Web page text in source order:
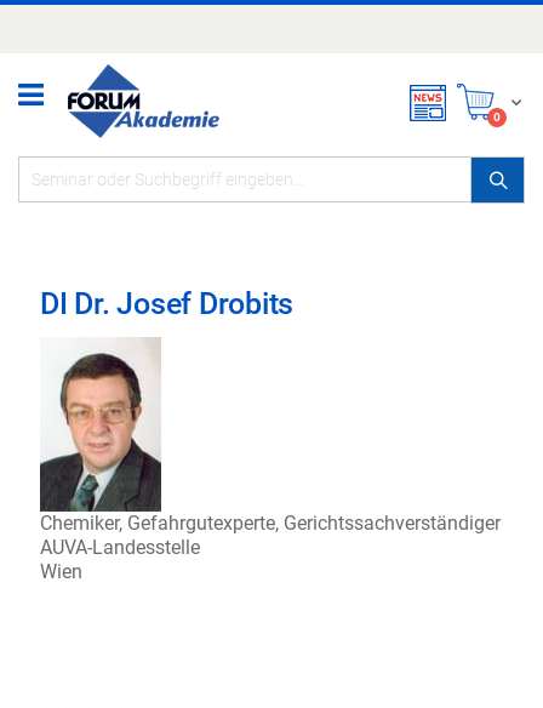
0items
DI Dr. Josef Drobits
Chemiker, Gefahrgutexperte, Gerichtssachverständiger
AUVA-Landesstelle
Wien